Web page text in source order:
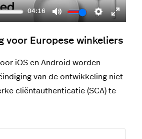
04:16
Mute Settings
Enter
voor Europese winkeliers
iOS en Android worden
van de ontwikkeling niet
cliëntauthenticatie (SCA) te